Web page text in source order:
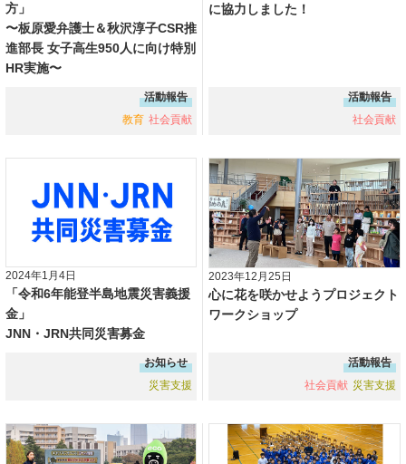
方」
〜板原愛弁護士＆秋沢淳子CSR推
進部長 女子高生950人に向け特別
HR実施〜
活動報告
教育 社会貢献
に協力しました！
活動報告
社会貢献
2024年1月4日
「令和6年能登半島地震災害義援
金」
JNN・JRN共同災害募金
お知らせ
災害支援
2023年12月25日
心に花を咲かせようプロジェクト
ワークショップ
活動報告
社会貢献 災害支援